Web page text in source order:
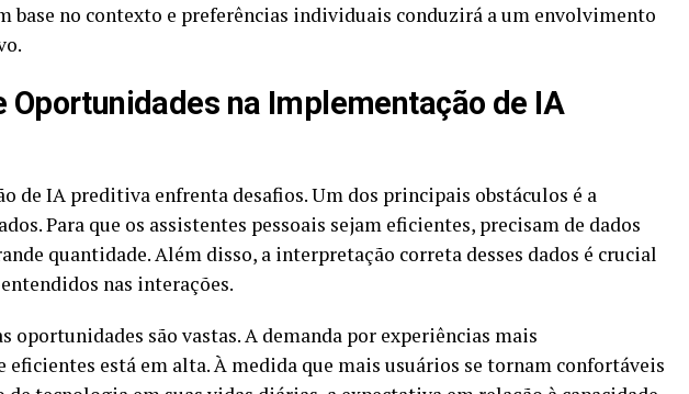
base no contexto e preferências individuais conduzirá a um envolvimento
Oportunidades na Implementação de IA
de IA preditiva enfrenta desafios. Um dos principais obstáculos é a
Para que os assistentes pessoais sejam eficientes, precisam de dados
quantidade. Além disso, a interpretação correta desses dados é crucial
nas interações.
oportunidades são vastas. A demanda por experiências mais
eficientes está em alta. À medida que mais usuários se tornam confortáveis